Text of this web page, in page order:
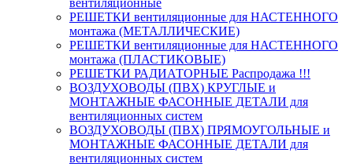
вентиляционные
РЕШЕТКИ вентиляционные для НАСТЕННОГО
монтажа (МЕТАЛЛИЧЕСКИЕ)
РЕШЕТКИ вентиляционные для НАСТЕННОГО
монтажа (ПЛАСТИКОВЫЕ)
РЕШЕТКИ РАДИАТОРНЫЕ Распродажа !!!
ВОЗДУХОВОДЫ (ПВХ) КРУГЛЫЕ и
МОНТАЖНЫЕ ФАСОННЫЕ ДЕТАЛИ для
вентиляционных систем
ВОЗДУХОВОДЫ (ПВХ) ПРЯМОУГОЛЬНЫЕ и
МОНТАЖНЫЕ ФАСОННЫЕ ДЕТАЛИ для
вентиляционных систем